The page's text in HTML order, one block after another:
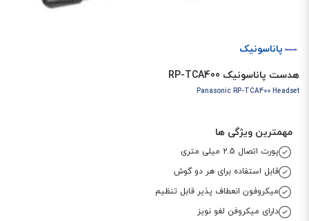
پاناسونیک
هدست پاناسونیک RP-TCA400
Panasonic RP-TCA400 Headset
مهمترین ویژگی ها
پورت اتصال 2.5 میلی متری
قابل استفاده برای هر دو گوش
میکروفون انعطاف پذیر قابل تنظیم
دارای میکروفن لغو نویز